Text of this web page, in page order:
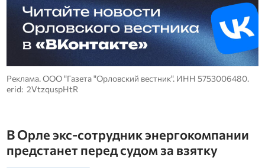
Реклама. ООО "Газета "Орловский вестник". ИНН 5753006480.
erid: 2VtzquspHtR
В Орле экс-сотрудник энергокомпании
предстанет перед судом за взятку